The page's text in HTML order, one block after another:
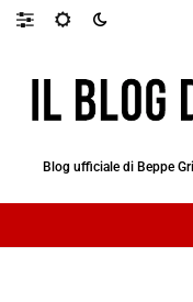
Blog ufficiale di Beppe